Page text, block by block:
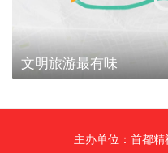
文明旅游最有味
主办单位：首都